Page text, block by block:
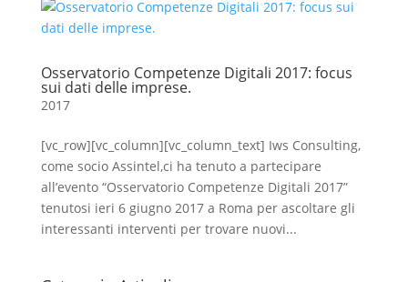
Osservatorio Competenze Digitali 2017: focus
sui dati delle imprese.
2017
[vc_row][vc_column][vc_column_text] Iws Consulting,
come socio Assintel,ci ha tenuto a partecipare
all’evento “Osservatorio Competenze Digitali 2017”
tenutosi ieri 6 giugno 2017 a Roma per ascoltare gli
interessanti interventi per trovare nuovi...